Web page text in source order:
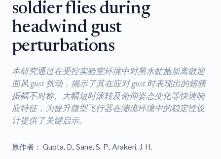
soldier flies during
headwind gust
perturbations
本研究通过在受控实验室环境中对黑水虻施加离散迎
面风 gust 扰动，揭示了其在应对 gust 时表现出的翅膀
振幅不对称、大幅短时滚转及俯仰姿态变化等快速响
应特征，为提升微型飞行器在湍流环境中的稳定性设
计提供了关键启示。
原作者： Gupta, D., Sane, S. P., Arakeri, J. H.